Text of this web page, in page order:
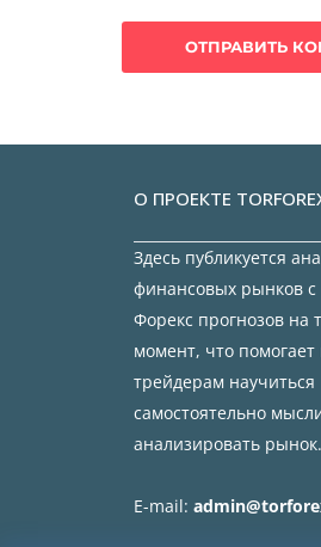
О ПРОЕКТЕ
Здесь публикуется
финансовых рынков
Форекс прогнозов на
момент, что
трейдерам научиться
самостоятельно
анализировать рынок.
E-mail: